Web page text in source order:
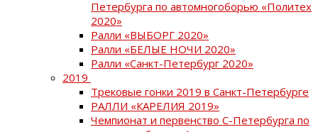
Петербурга по автомногоборью «Политех
2020»
Ралли «ВЫБОРГ 2020»
Ралли «БЕЛЫЕ НОЧИ 2020»
Ралли «Санкт-Петербург 2020»
2019
Трековые гонки 2019 в Санкт-Петербурге
РАЛЛИ «КАРЕЛИЯ 2019»
Чемпионат и первенство С-Петербурга по